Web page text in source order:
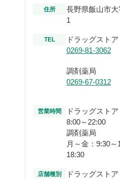
住所
長野県飯山市
1
TEL
ドラッグストア
0269-81-3062
調剤薬局
0269-67-0312
営業時間
ドラッグストア
8:00～22:00
調剤薬局
月～金：9:30～
18:30
店舗種別 ドラッグスト